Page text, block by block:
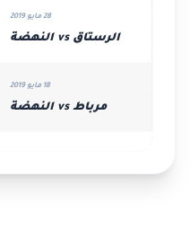
28 مايو 2019
الرستاق vs النهضة
18 مايو 2019
مرباط vs النهضة